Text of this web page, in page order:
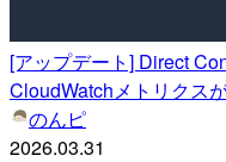
[アップデート] Direct
CloudWatchメトリクス
のんピ
2026.03.31